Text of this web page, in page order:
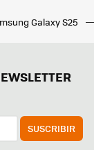
Galaxy S25
SUSCRIBIR